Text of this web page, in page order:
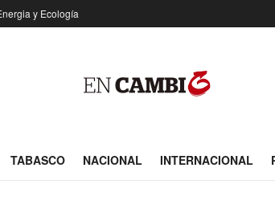
y Ecología
TABASCO NACIONAL INTERNACIONAL